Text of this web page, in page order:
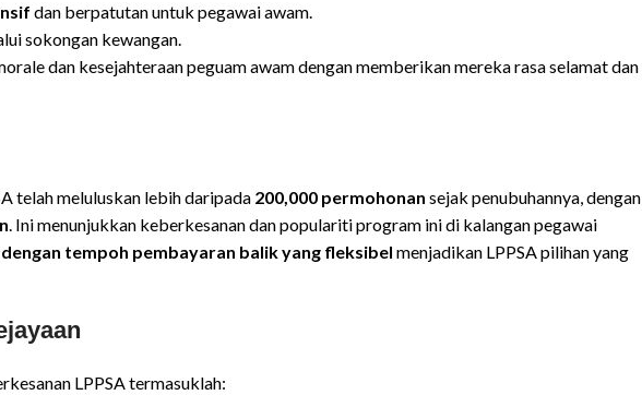
dan berpatutan untuk pegawai awam.
sokongan kewangan.
dan kesejahteraan peguam awam dengan memberikan mereka rasa selamat dan
telah meluluskan lebih daripada 200,000 permohonan sejak penubuhannya, dengan
. Ini menunjukkan keberkesanan dan populariti program ini di kalangan pegawai
tempoh pembayaran balik yang fleksibel menjadikan LPPSA pilihan yang
LPPSA termasuklah: